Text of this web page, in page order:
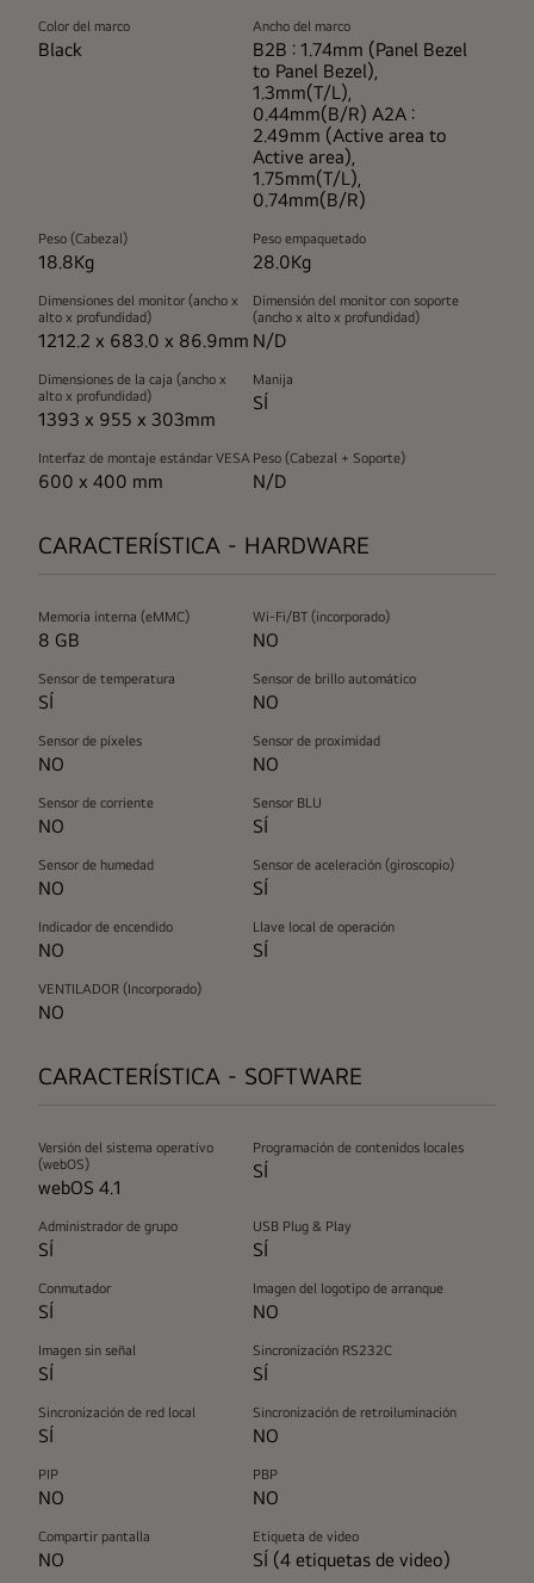
Color del marco
Black
Ancho del marco
B2B : 1.74mm (Panel Bezel
to Panel Bezel),
1.3mm(T/L),
0.44mm(B/R) A2A :
2.49mm (Active area to
Active area),
1.75mm(T/L),
0.74mm(B/R)
Peso (Cabezal)
18.8Kg
Peso empaquetado
28.0Kg
Dimensiones del monitor (ancho x
alto x profundidad)
1212.2 x 683.0 x 86.9mm
Dimensión del monitor con soporte
(ancho x alto x profundidad)
N/D
Dimensiones de la caja (ancho x
alto x profundidad)
1393 x 955 x 303mm
Manija
SÍ
Interfaz de montaje estándar VESA
600 x 400 mm
Peso (Cabezal + Soporte)
N/D
CARACTERÍSTICA - HARDWARE
Memoria interna (eMMC)
8 GB
Wi-Fi/BT (incorporado)
NO
Sensor de temperatura
SÍ
Sensor de brillo automático
NO
Sensor de píxeles
NO
Sensor de proximidad
NO
Sensor de corriente
NO
Sensor BLU
SÍ
Sensor de humedad
NO
Sensor de aceleración (giroscopio)
SÍ
Indicador de encendido
NO
Llave local de operación
SÍ
VENTILADOR (Incorporado)
NO
CARACTERÍSTICA - SOFTWARE
Versión del sistema operativo
(webOS)
webOS 4.1
Programación de contenidos locales
SÍ
Administrador de grupo
SÍ
USB Plug & Play
SÍ
Conmutador
SÍ
Imagen del logotipo de arranque
NO
Imagen sin señal
SÍ
Sincronización RS232C
SÍ
Sincronización de red local
SÍ
Sincronización de retroiluminación
NO
PIP
NO
PBP
NO
Compartir pantalla
NO
Etiqueta de video
SÍ (4 etiquetas de video)